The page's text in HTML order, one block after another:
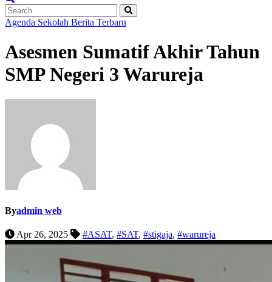
Agenda Sekolah Berita Terbaru
Asesmen Sumatif Akhir Tahun
SMP Negeri 3 Warureja
Byadmin web
Apr 26, 2025 #ASAT, #SAT, #stigaja, #warureja